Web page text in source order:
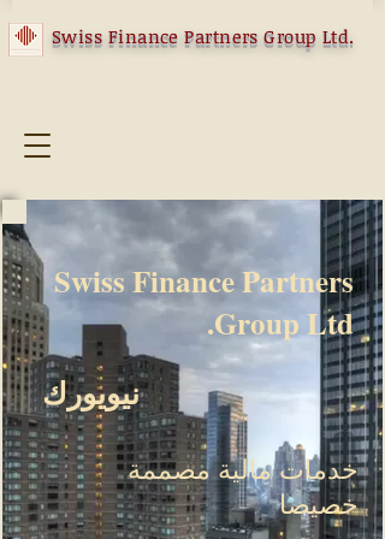
Swiss Finance Partners Group Ltd.
Swiss Finance Partners
Group Ltd.
نيويورك
خدمات مالية مصممة
خصيصا